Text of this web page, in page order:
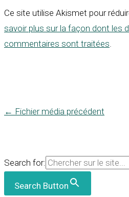
Ce site utilise Akismet pour
savoir plus sur la façon dont les
commentaires sont traitées.
← Fichier média précédent
Search for:
Search Button